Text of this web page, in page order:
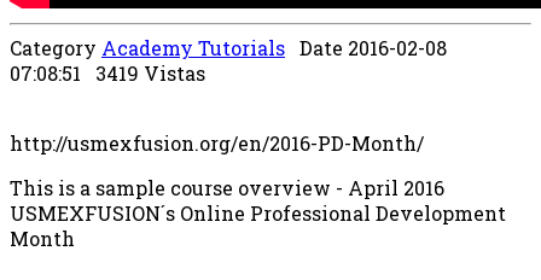
Category Academy Tutorials Date 2016-02-08
07:08:51 3419 Vistas
http://usmexfusion.org/en/2016-PD-Month/
This is a sample course overview - April 2016
USMEXFUSION´s Online Professional Development
Month